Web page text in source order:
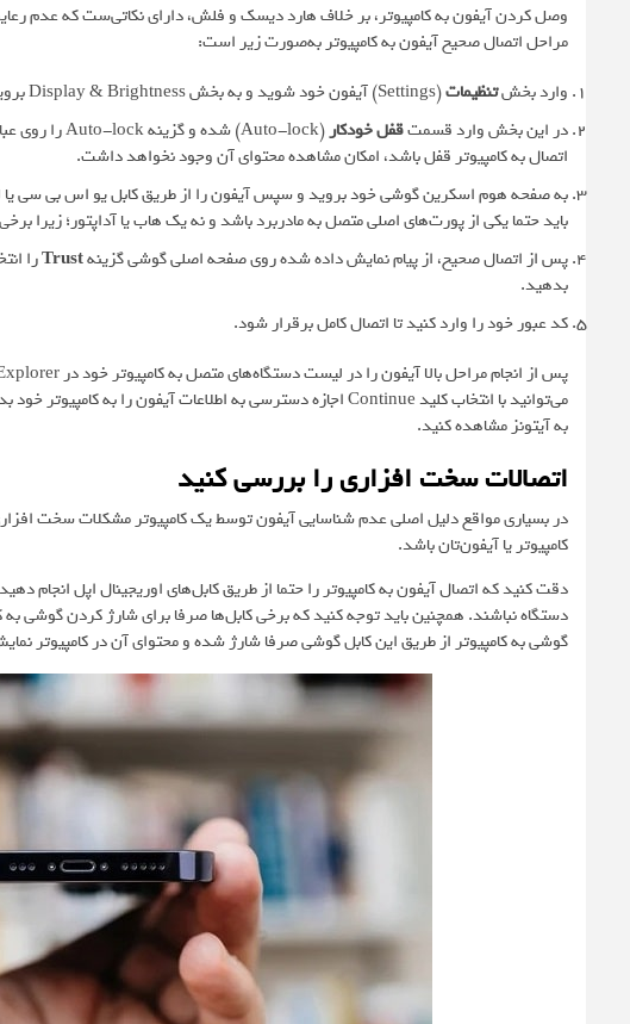
وصل کردن آیفون به کامپیوتر، بر خلاف هارد دیسک و فلش، دارای نکاتی‌ست که عدم
مراحل اتصال صحیح آیفون به کامپیوتر به‌صورت زیر است:
وارد بخشتنظیمات(Settings) آیفون خود شوید و به بخش Display & Brightness بروید.
در این بخش وارد قسمتقفل خودکار(Auto-lock) شده و گزینه Auto-lock را روی عبارت
اتصال به کامپیوتر قفل باشد، امکان مشاهده محتوای آن وجود نخواهد داشت.
به صفحه هوم اسکرین گوشی خود بروید و سپس آیفون را از طریق کابل یو اس بی سی یا
باید حتما یکی از پورت‌های اصلی متصل به مادربرد باشد و نه یک هاب یا آداپتور؛ زیرا
پس از اتصال صحیح، از پیام نمایش داده شده روی صفحه اصلی گوشی گزینهTrustرا
بدهید.
کد عبور خود را وارد کنید تا اتصال کامل برقرار شود.
به آیتونز مشاهده کنید.
اتصالات سخت افزاری را بررسی کنید
در بسیاری مواقع دلیل اصلی عدم شناسایی آیفون توسط یک کامپیوتر مشکلات سخت
کامپیوتر یا آیفون‌تان باشد.
دقت کنید که اتصال آیفون به کامپیوتر را حتما از طریق کابل‌های اوریجینال اپل انجام
دستگاه نباشند. همچنین باید توجه کنید که برخی کابل‌ها صرفا برای شارژ کردن گوشی به
گوشی به کامپیوتر از طریق این کابل گوشی صرفا شارژ شده و محتوای آن در کامپیوتر